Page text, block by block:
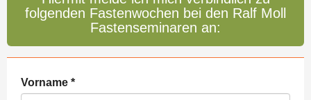
folgenden Fastenwochen bei den Ralf Moll
Fastenseminaren an:
Vorname *